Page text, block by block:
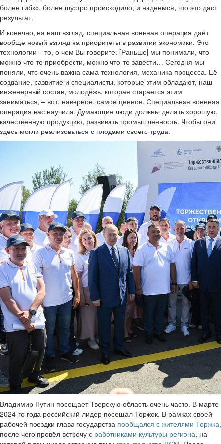
более гибко, более шустро происходило, и надеемся, что это даст
результат.
И конечно, на наш взгляд, специальная военная операция даёт
вообще новый взгляд на приоритеты в развитии экономики. Это
технологии – то, о чем Вы говорите. [Раньше] мы понимали, что
можно что-то приобрести, можно что-то завести… Сегодня мы
поняли, что очень важна сама технология, механика процесса. Её
создание, развитие и специалисты, которые этим обладают, наш
инженерный состав, молодёжь, которая старается этим
заниматься, – вот, наверное, самое ценное. Специальная военная
операция нас научила. Думающие люди должны делать хорошую,
качественную продукцию, развивать промышленность. Чтобы они
здесь могли реализоваться с плодами своего труда.
Владимир Путин посещает Тверскую область очень часто. В марте
2024-го года российский лидер посещал Торжок. В рамках своей
рабочей поездки глава государства пообщался с жителями Торжка,
после чего провёл встречу с работниками культуры региона, на